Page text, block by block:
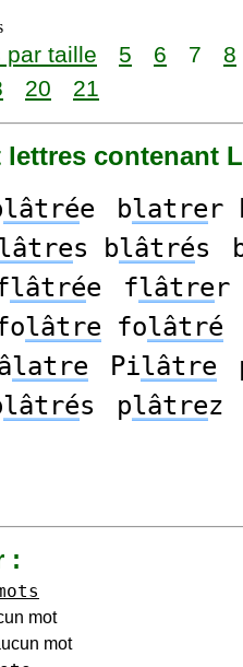
par taille 5 6 7 8
20 21
contenant
lâtrée blatrer
s blâtrés
lâtrée flâtrer
lâtre folâtré
latre Pilâtre
lâtrés plâtrez
:
mot
mot